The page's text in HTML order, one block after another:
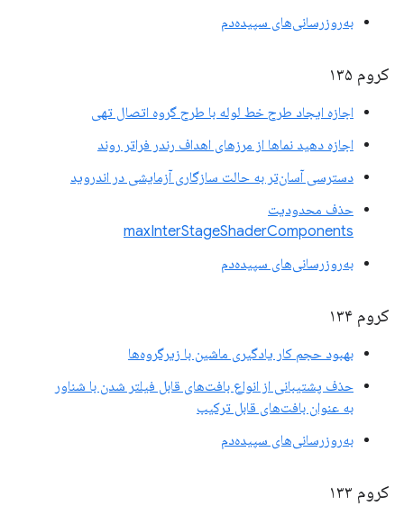
به‌روزرسانی‌های سپیده‌دم
کروم ۱۳۵
اجازه ایجاد طرح خط لوله با طرح گروه اتصال تهی
اجازه دهید نماها از مرزهای اهداف رندر فراتر روند
دسترسی آسان‌تر به حالت سازگاری آزمایشی در اندروید
حذف محدودیت
maxInterStageShaderComponents
به‌روزرسانی‌های سپیده‌دم
کروم ۱۳۴
بهبود حجم کار یادگیری ماشین با زیرگروه‌ها
حذف پشتیبانی از انواع بافت‌های قابل فیلتر شدن با شناور
به عنوان بافت‌های قابل ترکیب
به‌روزرسانی‌های سپیده‌دم
کروم ۱۳۳